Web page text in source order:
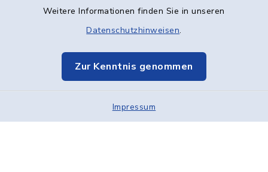
Weitere Informationen finden Sie in unseren
Datenschutzhinweisen.
Zur Kenntnis genommen
Impressum
Datenschutz
Elektronische Kommunikation
Sitemap